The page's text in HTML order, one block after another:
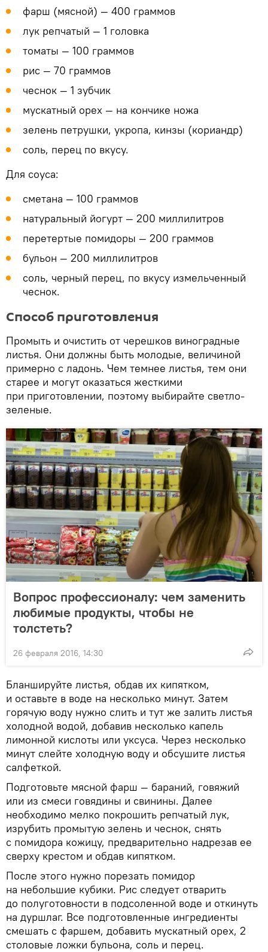
фарш (мясной) — 400 граммов
лук репчатый — 1 головка
томаты — 100 граммов
рис — 70 граммов
чеснок — 1 зубчик
мускатный орех — на кончике ножа
зелень петрушки, укропа, кинзы (кориандр)
соль, перец по вкусу.
Для соуса:
сметана — 100 граммов
натуральный йогурт — 200 миллилитров
перетертые помидоры — 200 граммов
бульон — 200 миллилитров
соль, черный перец, по вкусу измельченный
чеснок.
Способ приготовления
Промыть и очистить от черешков виноградные
листья. Они должны быть молодые, величиной
примерно с ладонь. Чем темнее листья, тем они
старее и могут оказаться жесткими
при приготовлении, поэтому выбирайте светло-
зеленые.
Вопрос профессионалу: чем заменить
любимые продукты, чтобы не
толстеть?
26 февраля 2016, 14:30
Бланшируйте листья, обдав их кипятком,
и оставьте в воде на несколько минут. Затем
горячую воду нужно слить и тут же залить листья
холодной водой, добавив несколько капель
лимонной кислоты или уксуса. Через несколько
минут слейте холодную воду и обсушите листья
салфеткой.
Подготовьте мясной фарш — бараний, говяжий
или из смеси говядины и свинины. Далее
необходимо мелко покрошить репчатый лук,
изрубить промытую зелень и чеснок, снять
с помидора кожицу, предварительно надрезав ее
сверху крестом и обдав кипятком.
После этого нужно порезать помидор
на небольшие кубики. Рис следует отварить
до полуготовности в подсоленной воде и откинуть
на дуршлаг. Все подготовленные ингредиенты
смешать с фаршем, добавить мускатный орех, 2
столовые ложки бульона, соль и перец.